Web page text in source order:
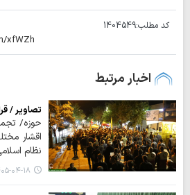
کد مطلب:1404549
اخبار مرتبط
تصاویر / قرار ۱۳۰ مردم
حوزه/
اقشار
نظام
۱۴۰۵-۰۴-۱۸